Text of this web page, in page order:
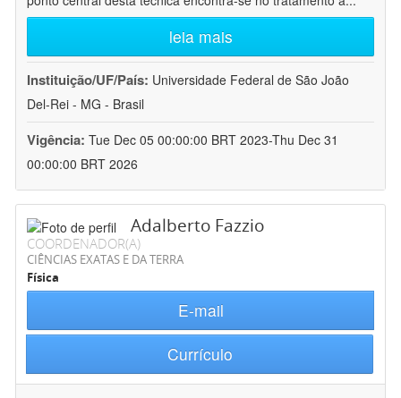
leia mais
Instituição/UF/País: Universidade Federal de São João
Del-Rei - MG - Brasil
Vigência: Tue Dec 05 00:00:00 BRT 2023-Thu Dec 31
00:00:00 BRT 2026
Adalberto Fazzio
COORDENADOR(A)
CIÊNCIAS EXATAS E DA TERRA
Física
E-mail
Currículo